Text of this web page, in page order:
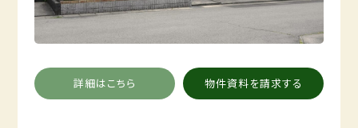
詳細はこちら 物件資料を請求する